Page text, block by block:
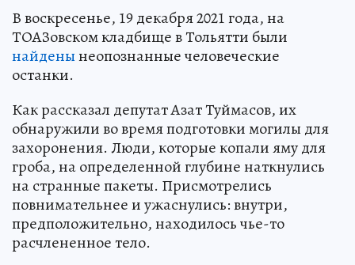
В воскресенье, 19 декабря 2021 года, на
ТОАЗовском кладбище в Тольятти были
найденынеопознанные человеческие
останки.
Как рассказал депутат Азат Туймасов, их
обнаружили во время подготовки могилы для
захоронения. Люди, которые копали яму для
гроба, на определенной глубине наткнулись
на странные пакеты. Присмотрелись
повнимательнее и ужаснулись: внутри,
предположительно, находилось чье-то
расчлененное тело.